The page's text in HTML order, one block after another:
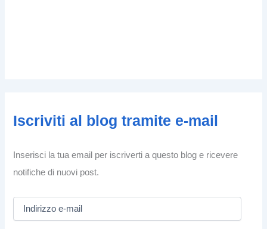
Iscriviti al blog tramite e-mail
Inserisci la tua email per iscriverti a questo blog e ricevere
notifiche di nuovi post.
I